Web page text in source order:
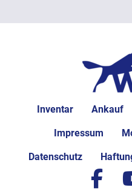
Inventar Ankauf
Impressum
Datenschutz